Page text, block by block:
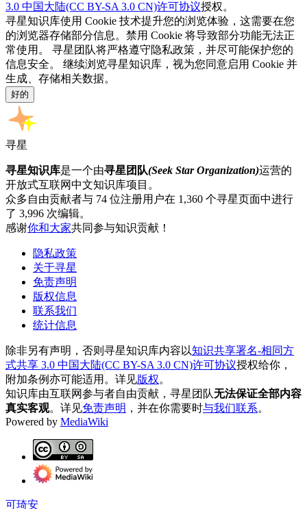
3.0 中国大陆(CC BY-SA 3.0 CN)许可协议授权。
寻星知识库使用 Cookie 技术提升您的浏览体验，这需要在您
的浏览器存储部分信息。禁用 Cookie 将导致部分功能无法正
常使用。 寻星团队将严格遵守隐私政策，并尽可能保护您的
信息安全。 继续浏览寻星知识库，视为您同意启用 Cookie 并
生成、存储相关数据。
好的
寻星
寻星知识库是一个由寻星团队(Seek Star Organization)运营的
开放式互联网中文知识库项目。
众多自由贡献者与 74 位注册用户在 1,360 个寻星页面中进行
了 3,996 次编辑。
感谢你和大家共同参与知识贡献！
隐私政策
关于寻星
免责声明
版权信息
联系我们
统计信息
除非另有声明，否则寻星知识库内容以知识共享署名-相同方
式共享 3.0 中国大陆(CC BY-SA 3.0 CN)许可协议授权给你，
附加条例亦可能适用。详见版权。
知识库由互联网参与者自由贡献，寻星团队无法保证全部内容
真实客观。详见免责声明 ，并在你需要时与我们联系。
Powered by MediaWiki
可琦安